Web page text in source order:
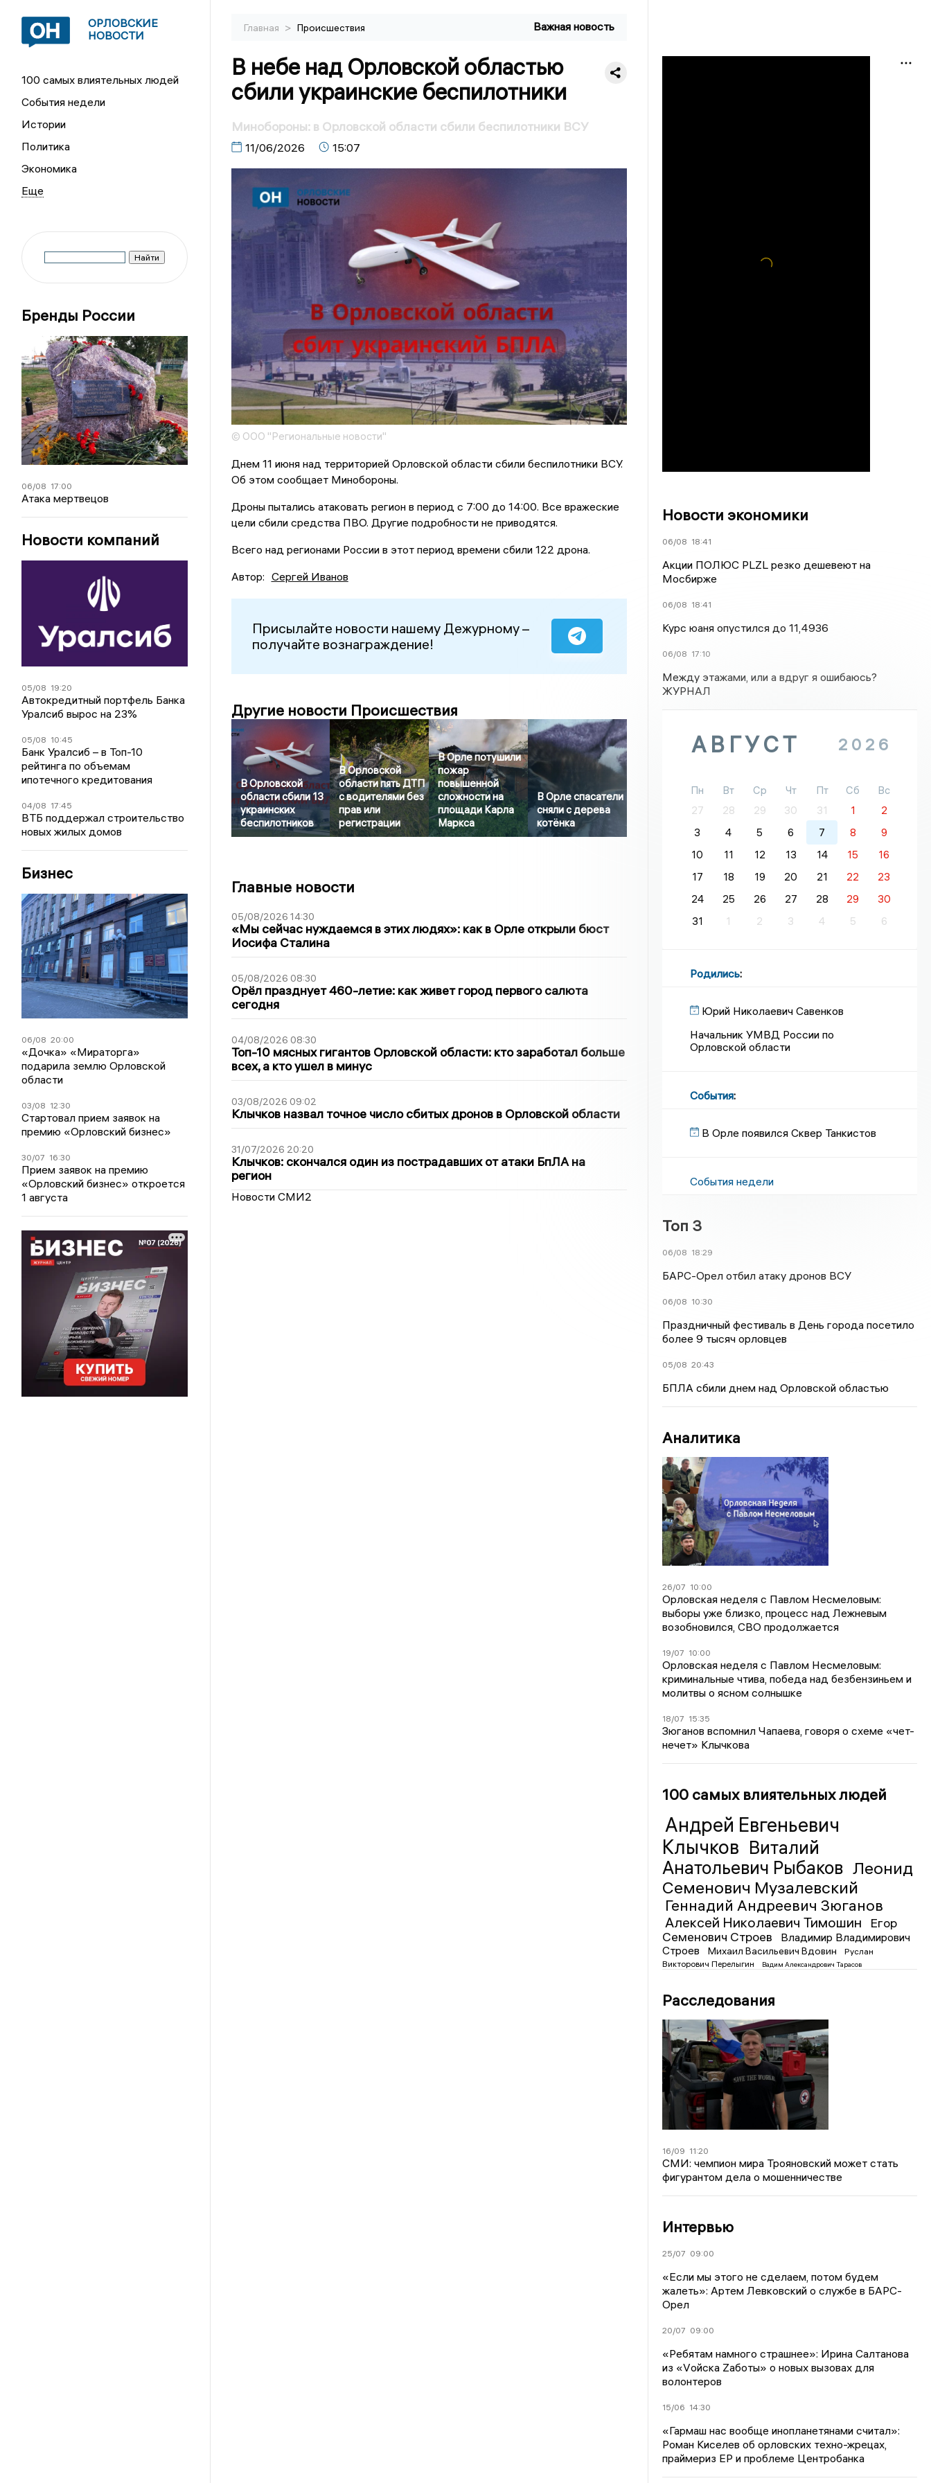
ОРЛОВСКИЕ
НОВОСТИ
100 самых влиятельных людей
События недели
Истории
Политика
Экономика
Бренды России
06/08 17:00
Атака мертвецов
Новости компаний
05/08 19:20
Автокредитный портфель Банка
Уралсиб вырос на 23%
05/08 10:45
Банк Уралсиб – в Топ-10
рейтинга по объемам
ипотечного кредитования
04/08 17:45
ВТБ поддержал строительство
новых жилых домов
Бизнес
06/08 20:00
«Дочка» «Мираторга»
подарила землю Орловской
области
03/08 12:30
Стартовал прием заявок на
премию «Орловский бизнес»
30/07 16:30
Прием заявок на премию
«Орловский бизнес» откроется
1 августа
Главная > Происшествия Важная новость
В небе над Орловской областью
сбили украинские беспилотники
Минобороны: в Орловской области сбили беспилотники ВСУ
11/06/2026 15:07
© ООО "Региональные новости"
Днем 11 июня над территорией Орловской области сбили беспилотники ВСУ.
Об этом сообщает Минобороны.
Дроны пытались атаковать регион в период с 7:00 до 14:00. Все вражеские
цели сбили средства ПВО. Другие подробности не приводятся.
Всего над регионами России в этот период времени сбили 122 дрона.
Автор: Сергей Иванов
Присылайте новости нашему Дежурному –
получайте вознаграждение!
Другие новости Происшествия
В Орловской
области сбили 13
украинских
беспилотников
В Орловской
области пять ДТП
с водителями без
прав или
регистрации
В Орле потушили
пожар
повышенной
сложности на
площади Карла
Маркса
В Орле спасатели
сняли с дерева
котёнка
Главные новости
05/08/2026 14:30
«Мы сейчас нуждаемся в этих людях»: как в Орле открыли бюст
Иосифа Сталина
05/08/2026 08:30
Орёл празднует 460-летие: как живет город первого салюта
сегодня
04/08/2026 08:30
Топ-10 мясных гигантов Орловской области: кто заработал больше
всех, а кто ушел в минус
03/08/2026 09:02
Клычков назвал точное число сбитых дронов в Орловской области
31/07/2026 20:20
Клычков: скончался один из пострадавших от атаки БпЛА на
регион
Новости СМИ2
Новости экономики
06/08 18:41
Акции ПОЛЮС PLZL резко дешевеют на
Мосбирже
06/08 18:41
Курс юаня опустился до 11,4936
06/08 17:10
Между этажами, или а вдруг я ошибаюсь?
ЖУРНАЛ
АВГУСТ 2026
Пн Вт Ср Чт Пт Сб
Вс
27
28 29 30 31 1
2
3
4 5 6 7 8
9
10
11 12 13 14 15
16
17
18 19 20 21 22
23
24
25 26 27 28 29
30
31
1 2 3 4 5 6
Родились:
Юрий Николаевич Савенков
Начальник УМВД России по
Орловской области
События:
В Орле появился Сквер Танкистов
События недели
Топ 3
06/08 18:29
БАРС-Орел отбил атаку дронов ВСУ
06/08 10:30
Праздничный фестиваль в День города посетило
более 9 тысяч орловцев
05/08 20:43
БПЛА сбили днем над Орловской областью
Аналитика
26/07 10:00
Орловская неделя с Павлом Несмеловым:
выборы уже близко, процесс над Лежневым
возобновился, СВО продолжается
19/07 10:00
Орловская неделя с Павлом Несмеловым:
криминальные чтива, победа над безбензиньем и
молитвы о ясном солнышке
18/07 15:35
Зюганов вспомнил Чапаева, говоря о схеме «чет-
нечет» Клычкова
100 самых влиятельных людей
Андрей Евгеньевич
Клычков Виталий
Анатольевич Рыбаков Леонид
Семенович Музалевский
Геннадий Андреевич Зюганов
Алексей Николаевич Тимошин
Егор
Семенович Строев
Владимир Владимирович
Строев
Михаил Васильевич Вдовин
Руслан
Викторович Перелыгин
Вадим Александрович Тарасов
Расследования
16/09 11:20
СМИ: чемпион мира Трояновский может стать
фигурантом дела о мошенничестве
Интервью
25/07 09:00
«Если мы этого не сделаем, потом будем
жалеть»: Артем Левковский о службе в БАРС-
Орел
20/07 09:00
«Ребятам намного страшнее»: Ирина Салтанова
из «Vойска Zаботы» о новых вызовах для
волонтеров
15/06 14:30
«Гармаш нас вообще инопланетянами считал»:
Роман Киселев об орловских техно-жрецах,
праймериз ЕР и проблеме Центробанка